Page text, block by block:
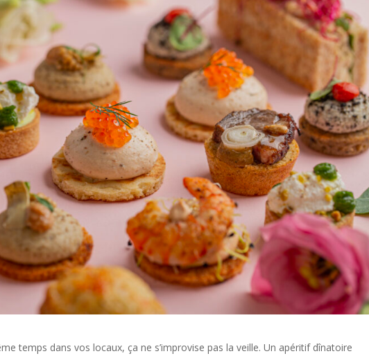
temps dans vos locaux, ça ne s’improvise pas la veille. Un apéritif dînatoire